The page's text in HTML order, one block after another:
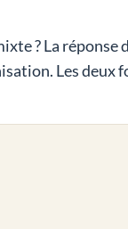
? La réponse
Les deux